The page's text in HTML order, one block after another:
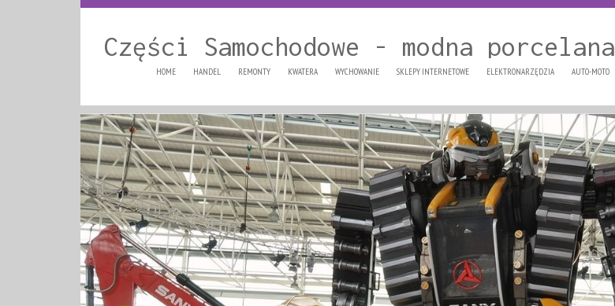
Części Samochodowe - modna porcelana
HOME HANDEL REMONTY KWATERA WYCHOWANIE SKLEPY INTERNETOWE ELEKTRONARZĘDZIA AUTO-MOTO